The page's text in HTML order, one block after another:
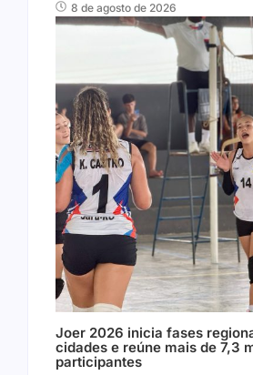
8 de agosto de 2026
Joer 2026 inicia fases
cidades e reúne mais de 7,3
participantes